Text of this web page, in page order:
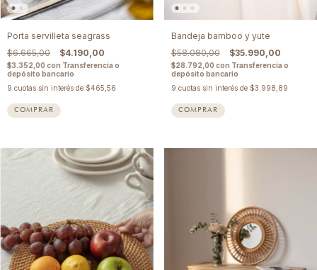
Porta servilleta seagrass
$6.665,00
$4.190,00
$3.352,00 con Transferencia o
depósito bancario
9 cuotas sin interés de $465,56
Bandeja bamboo y yute
$58.080,00
$35.990,00
$28.792,00 con Transferencia o
depósito bancario
9 cuotas sin interés de $3.998,89
COMPRAR